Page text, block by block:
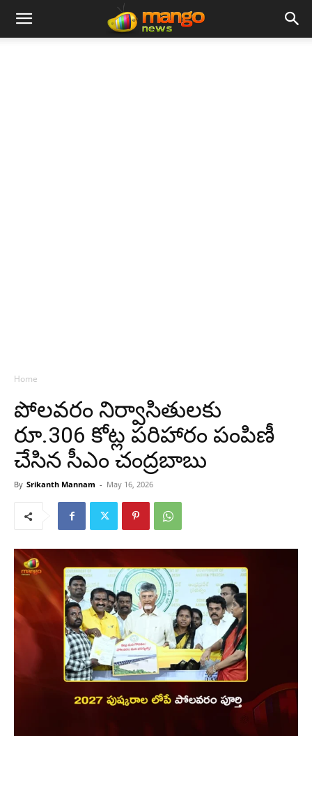
Home
పోలవరం నిర్వాసితులకు
రూ.306 కోట్ల పరిహారం పంపిణీ
చేసిన సీఎం చంద్రబాబు
By Srikanth Mannam - May 16, 2026